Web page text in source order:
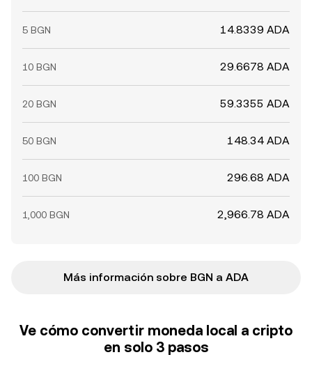
5 BGN 14.8339 ADA
10 BGN 29.6678 ADA
20 BGN 59.3355 ADA
50 BGN 148.34 ADA
100 BGN 296.68 ADA
1,000 BGN 2,966.78 ADA
Más información sobre BGN a ADA
Ve cómo convertir moneda local a cripto
en solo 3 pasos